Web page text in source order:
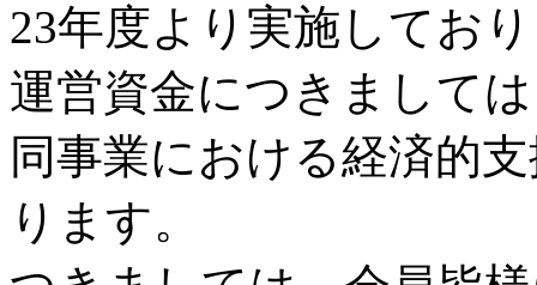
23年度より実施してお
運営資金につきまして
同事業における経済的
ります。